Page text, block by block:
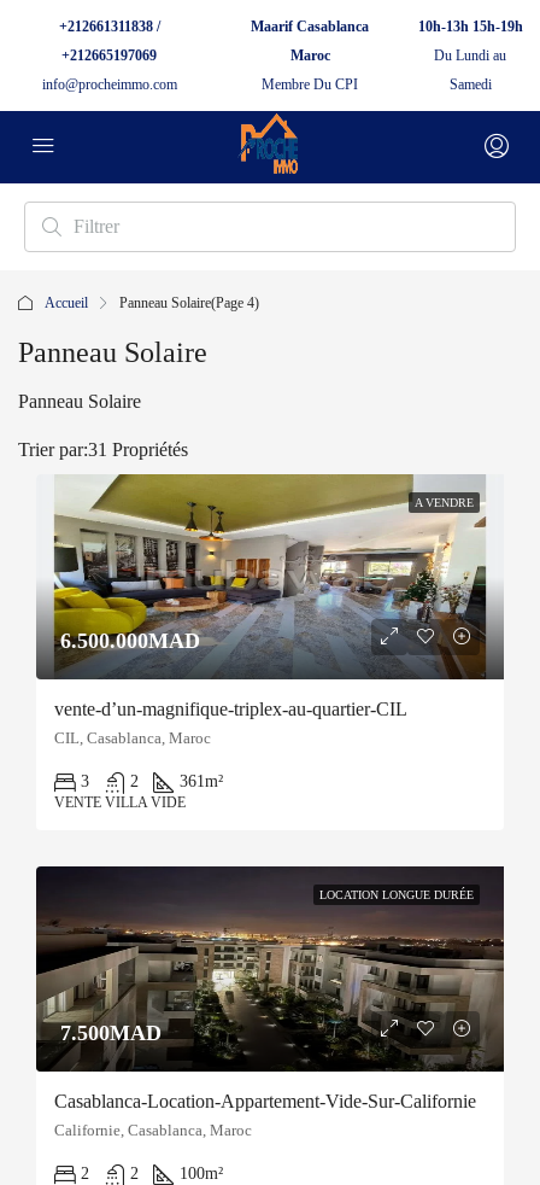
+212661311838 /
+212665197069
info@procheimmo.com
Maarif Casablanca
Maroc
Membre Du CPI
10h-13h 15h-19h
Du Lundi au
Samedi
Accueil Panneau Solaire(Page 4)
Panneau Solaire
Panneau Solaire
31 Propriétés
Trier par:
A VENDRE
6.500.000MAD
vente-d’un-magnifique-triplex-au-quartier-CIL
CIL, Casablanca, Maroc
3 2 361m²
VENTE VILLA VIDE
LOCATION LONGUE DURÉE
7.500MAD
Casablanca-Location-Appartement-Vide-Sur-Californie
Californie, Casablanca, Maroc
2 2 100m²